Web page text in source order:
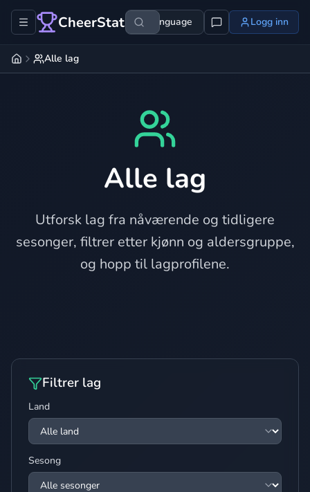
CheerStats Language Logg inn
Alle lag
Alle lag
Utforsk lag fra nåværende og tidligere
sesonger, filtrer etter kjønn og aldersgruppe,
og hopp til lagprofilene.
Filtrer lag
Land
Sesong